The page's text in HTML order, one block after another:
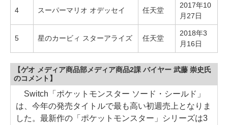
4 スーパーマリオ オデッセイ 任天堂
2017年10
月27日
5 星のカービィ スターアライズ 任天堂
2018年3
月16日
【ゲオ メディア商品部メディア商品2課 バイヤー 武藤 崇史氏
のコメント】
Switch「ポケットモンスター ソード・シールド」
は、今年の発売タイトルで最も高い初週売上となりま
した。最新作の「ポケットモンスター」シリーズは3